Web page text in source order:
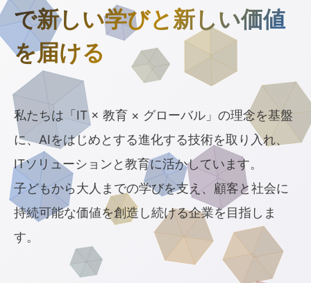
で新しい学びと新しい価値
を届ける
私たちは「IT × 教育 × グローバル」の理念を基盤
に、AIをはじめとする進化する技術を取り入れ、
ITソリューションと教育に活かしています。
子どもから大人までの学びを支え、顧客と社会に
持続可能な価値を創造し続ける企業を目指しま
す。